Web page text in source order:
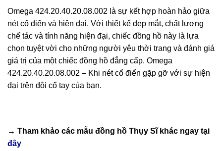
Omega 424.20.40.20.08.002 là sự kết hợp hoàn hảo giữa
nét cổ điển và hiện đại. Với thiết kế đẹp mắt, chất lượng
chế tác và tính năng hiện đại, chiếc đồng hồ này là lựa
chọn tuyệt vời cho những người yêu thời trang và đánh giá
giá trị của một chiếc đồng hồ đẳng cấp. Omega
424.20.40.20.08.002 – Khi nét cổ điển gặp gỡ với sự hiện
đại trên đôi cổ tay của bạn.
→ Tham khảo các mẫu đồng hồ Thụy Sĩkhác ngay tại
đây